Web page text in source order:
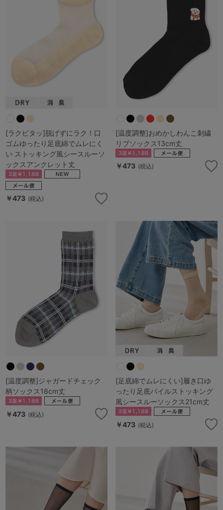
[ラクピタッ]脱げずにラク！口
ゴムゆったり足底綿でムレにく
い ストッキング風シースルーソ
ックスアンクレット丈
￥473 (税込)
[温度調整]おめかしわんこ刺繍
リブソックス13cm丈
￥473 (税込)
[温度調整]ジャガードチェック
柄ソックス18cm丈
￥473 (税込)
[足底綿でムレにくい]履き口ゆ
ったり足底パイルストッキング
風シースルーソックス21cm丈
￥473 (税込)